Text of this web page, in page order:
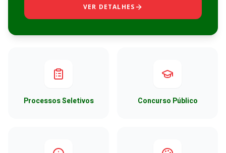
VER DETALHES
Processos Seletivos Concurso Público